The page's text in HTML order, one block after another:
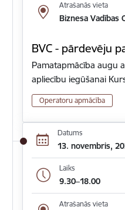
Atrašanās vieta
Biznesa Vadības
BVC - pārdevēju
Pamatapmācība augu
apliecību iegūšanai
Operatoru apmācība
Datums
13. novembris,
Laiks
9.30–18.00
Atrašanās vieta